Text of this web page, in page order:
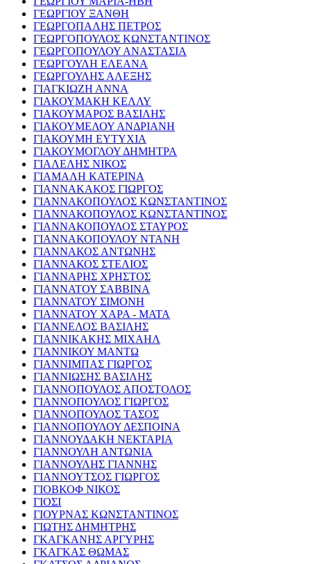
ΓΕΩΡΓΙΟΥ ΞΑΝΘΗ
ΓΕΩΡΓΟΠΑΛΗΣ ΠΕΤΡΟΣ
ΓΕΩΡΓΟΠΟΥΛΟΣ ΚΩΝΣΤΑΝΤΙΝΟΣ
ΓΕΩΡΓΟΠΟΥΛΟΥ ΑΝΑΣΤΑΣΙΑ
ΓΕΩΡΓΟΥΛΗ ΕΛΕΑΝΑ
ΓΕΩΡΓΟΥΛΗΣ ΑΛΕΞΗΣ
ΓΙΑΓΚΙΩΖΗ ΑΝΝΑ
ΓΙΑΚΟΥΜΑΚΗ ΚΕΛΛΥ
ΓΙΑΚΟΥΜΑΡΟΣ ΒΑΣΙΛΗΣ
ΓΙΑΚΟΥΜΕΛΟΥ ΑΝΔΡΙΑΝΗ
ΓΙΑΚΟΥΜΗ ΕΥΤΥΧΙΑ
ΓΙΑΚΟΥΜΟΓΛΟΥ ΔΗΜΗΤΡΑ
ΓΙΑΛΕΛΗΣ ΝΙΚΟΣ
ΓΙΑΜΑΛΗ ΚΑΤΕΡΙΝΑ
ΓΙΑΝΝΑΚΑΚΟΣ ΓΙΩΡΓΟΣ
ΓΙΑΝΝΑΚΟΠΟΥΛΟΣ ΚΩΝΣΤΑΝΤΙΝΟΣ
ΓΙΑΝΝΑΚΟΠΟΥΛΟΣ ΚΩΝΣΤΑΝΤΙΝΟΣ
ΓΙΑΝΝΑΚΟΠΟΥΛΟΣ ΣΤΑΥΡΟΣ
ΓΙΑΝΝΑΚΟΠΟΥΛΟΥ ΝΤΑΝΗ
ΓΙΑΝΝΑΚΟΣ ΑΝΤΩΝΗΣ
ΓΙΑΝΝΑΚΟΣ ΣΤΕΛΙΟΣ
ΓΙΑΝΝΑΡΗΣ ΧΡΗΣΤΟΣ
ΓΙΑΝΝΑΤΟΥ ΣΑΒΒΙΝΑ
ΓΙΑΝΝΑΤΟΥ ΣΙΜΟΝΗ
ΓΙΑΝΝΑΤΟΥ ΧΑΡΑ - ΜΑΤΑ
ΓΙΑΝΝΕΛΟΣ ΒΑΣΙΛΗΣ
ΓΙΑΝΝΙΚΑΚΗΣ ΜΙΧΑΗΛ
ΓΙΑΝΝΙΚΟΥ ΜΑΝΤΩ
ΓΙΑΝΝΙΜΠΑΣ ΓΙΩΡΓΟΣ
ΓΙΑΝΝΙΩΣΗΣ ΒΑΣΙΛΗΣ
ΓΙΑΝΝΟΠΟΥΛΟΣ ΑΠΟΣΤΟΛΟΣ
ΓΙΑΝΝΟΠΟΥΛΟΣ ΓΙΩΡΓΟΣ
ΓΙΑΝΝΟΠΟΥΛΟΣ ΤΑΣΟΣ
ΓΙΑΝΝΟΠΟΥΛΟΥ ΔΕΣΠΟΙΝΑ
ΓΙΑΝΝΟΥΔΑΚΗ ΝΕΚΤΑΡΙΑ
ΓΙΑΝΝΟΥΛΗ ΑΝΤΩΝΙΑ
ΓΙΑΝΝΟΥΛΗΣ ΓΙΑΝΝΗΣ
ΓΙΑΝΝΟΥΤΣΟΣ ΓΙΩΡΓΟΣ
ΓΙΟΒΚΟΦ ΝΙΚΟΣ
ΓΙΟΣΙ
ΓΙΟΥΡΝΑΣ ΚΩΝΣΤΑΝΤΙΝΟΣ
ΓΙΩΤΗΣ ΔΗΜΗΤΡΗΣ
ΓΚΑΓΚΑΝΗΣ ΑΡΓΥΡΗΣ
ΓΚΑΓΚΑΣ ΘΩΜΑΣ